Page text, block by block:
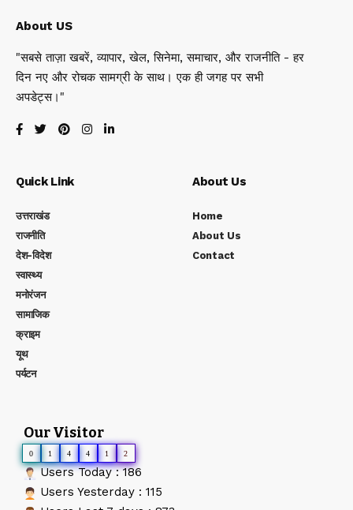
About US
"सबसे ताज़ा खबरें, व्यापार, खेल, सिनेमा, समाचार, और राजनीति - हर
दिन नए और रोचक सामग्री के साथ। एक ही जगह पर सभी
अपडेट्स।"
Quick Link
उत्तराखंड
राजनीति
देश-विदेश
स्वास्थ्य
मनोरंजन
सामाजिक
क्राइम
यूथ
पर्यटन
About Us
Home
About Us
Contact
Our Visitor
0 1 4 4 1 2
Users Today : 186
Users Yesterday : 115